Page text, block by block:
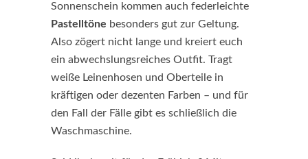
Sonnenschein kommen auch federleichte
Pastelltöne besonders gut zur Geltung.
Also zögert nicht lange und kreiert euch
ein abwechslungsreiches Outfit. Tragt
weiße Leinenhosen und Oberteile in
kräftigen oder dezenten Farben – und für
den Fall der Fälle gibt es schließlich die
Waschmaschine.